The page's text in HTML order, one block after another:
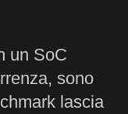
un SoC
sono
lascia